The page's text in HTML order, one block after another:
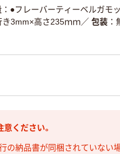
●フレーバーティーベルガモ
3mm×高さ235ｍｍ ／ 包装
ください。
の納品書が同梱されていない